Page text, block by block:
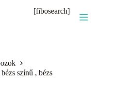
[fibosearch]
színű , bézs